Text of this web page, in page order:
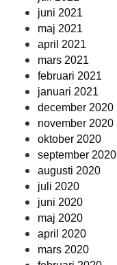
juni 2021
maj 2021
april 2021
mars 2021
februari 2021
januari 2021
december 2020
november 2020
oktober 2020
september 2020
augusti 2020
juli 2020
juni 2020
maj 2020
april 2020
mars 2020